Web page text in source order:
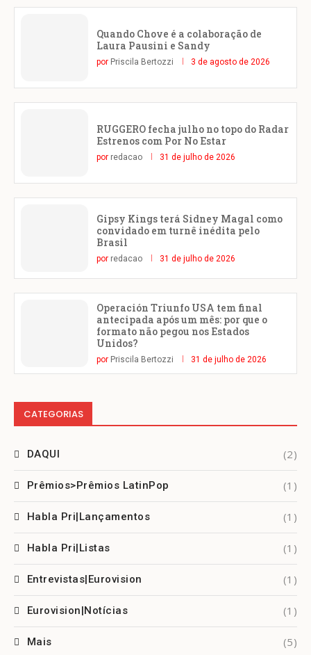
Quando Chove é a colaboração de
Laura Pausini e Sandy
por Priscila Bertozzi 3 de agosto de 2026
RUGGERO fecha julho no topo do Radar
Estrenos com Por No Estar
por redacao 31 de julho de 2026
Gipsy Kings terá Sidney Magal como
convidado em turnê inédita pelo
Brasil
por redacao 31 de julho de 2026
Operación Triunfo USA tem final
antecipada após um mês: por que o
formato não pegou nos Estados
Unidos?
por Priscila Bertozzi 31 de julho de 2026
CATEGORIAS
DAQUI (2)
Prêmios>Prêmios LatinPop (1)
Habla Pri|Lançamentos (1)
Habla Pri|Listas (1)
Entrevistas|Eurovision (1)
Eurovision|Notícias (1)
Mais (5)